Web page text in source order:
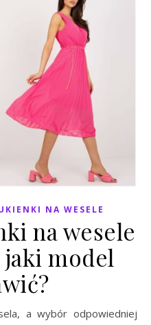
NA WESELE
na wesele
model